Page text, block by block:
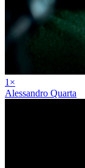
1 ×
Alessandro Quarta